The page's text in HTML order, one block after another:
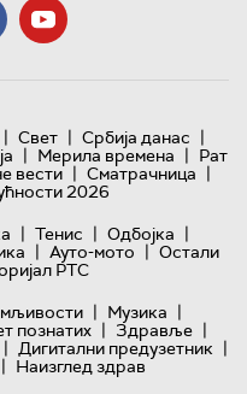
| Свет | Србија данас |
| Мерила времена | Рат
вести | Сматрачница |
2026
| Тенис | Одбојка |
| Ауто-мото | Остали
РТС
| Музика |
познатих | Здравље |
| Дигитални предузетник |
| Наизглед здрав